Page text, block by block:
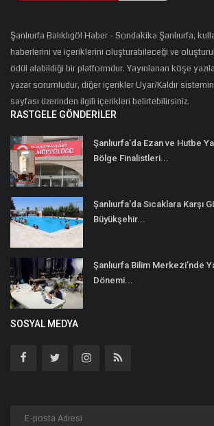
Şanlıurfa Balıklıgöl Haber - Sondakika Şanlıurfa,
haberlerini ve içeriklerini oluşturabileceği ve
ödül alabildiği bir platformdur. Yayınlanan köşe
yazar sorumludur, diğer içerikler Uyar/Kaldır
sayfası üzerinden ilgili içerikleri belirtebilirsiniz.
RASTGELE GÖNDERILER
Şanlıurfa’da Ezan ve Hutbe
Bölge Finalistleri...
Şanlıurfa'da Sıcaklara Karşı
Büyükşehir...
Şanlıurfa Bilim Merkezi’nde
Dönemi...
SOSYAL MEDYA